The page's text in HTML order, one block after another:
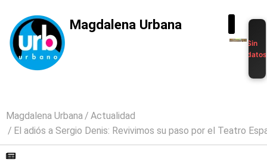
Magdalena Urbana
Sin
datos
Magdalena Urbana
Actualidad
El adiós a Sergio Denis: Revivimos su paso por el Teatro